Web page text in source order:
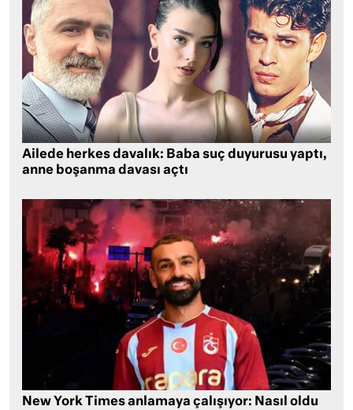
Ailede herkes davalık: Baba suç duyurusu yaptı,
anne boşanma davası açtı
New York Times anlamaya çalışıyor: Nasıl oldu